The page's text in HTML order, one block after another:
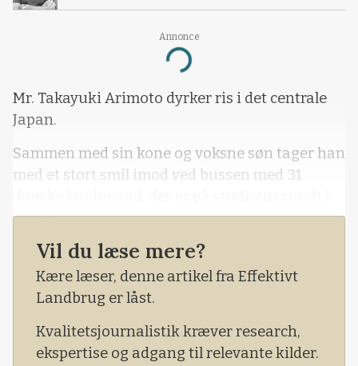
Annonce
Loading...
Mr. Takayuki Arimoto dyrker ris i det centrale
Japan.
Sammen med sin kone og voksne søn tager han
med et stort smil imod ved bussen med 31
Japan.
Ingen af de danske landmænd har stor erfaring
med dyrkning af ris, så interessen er tydeligvis
stor. Er det hårdt og dårligt betalt arbejde med
Vil du læse mere?
Kære læser, denne artikel fra Effektivt
Landbrug er låst.
Kvalitetsjournalistik kræver research,
ekspertise og adgang til relevante kilder.